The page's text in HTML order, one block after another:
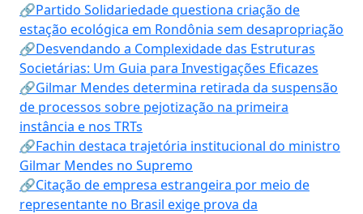
🔗Partido Solidariedade questiona criação de
estação ecológica em Rondônia sem desapropriação
🔗Desvendando a Complexidade das Estruturas
Societárias: Um Guia para Investigações Eficazes
🔗Gilmar Mendes determina retirada da suspensão
de processos sobre pejotização na primeira
instância e nos TRTs
🔗Fachin destaca trajetória institucional do ministro
Gilmar Mendes no Supremo
🔗Citação de empresa estrangeira por meio de
representante no Brasil exige prova da